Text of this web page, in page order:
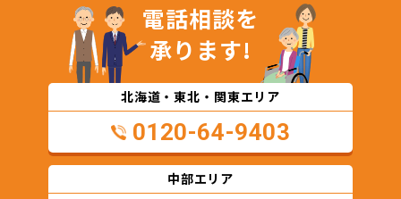
電話相談を
承ります!
北海道・東北・関東エリア
0120-64-9403
中部エリア